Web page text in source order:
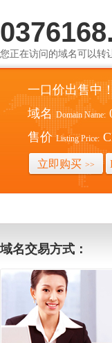
您正在访问的域名可以转
一口价出售中
域名 Domain Name:
售价 Listing Price:
立即购买 >>
域名交易方式：